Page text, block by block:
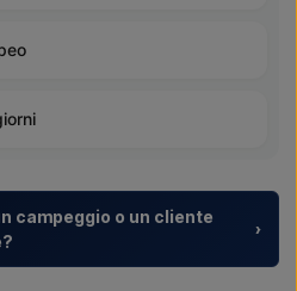
campeggio o un cliente
›